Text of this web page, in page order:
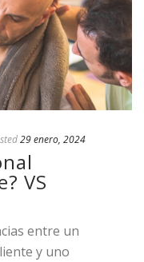
29 enero, 2024
VS
entre un
y uno